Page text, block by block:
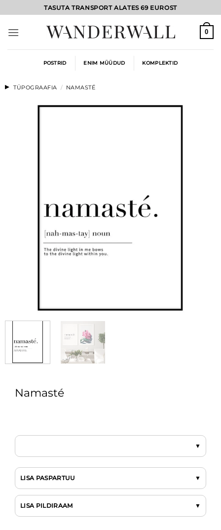
to
content
TASUTA TRANSPORT ALATES 69 EUROST
0
POSTRID ENIM MÜÜDUD KOMPLEKTID
TÜPOGRAAFIA / NAMASTÉ
Namasté
LISA PASPARTUU
LISA PILDIRAAM